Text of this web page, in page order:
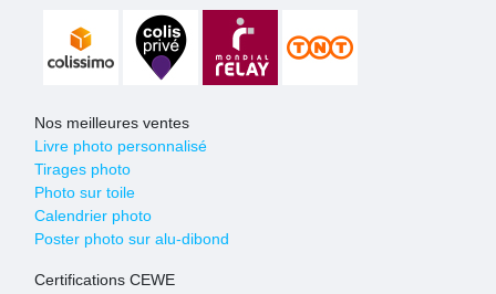
Nos meilleures ventes
Livre photo personnalisé
Tirages photo
Photo sur toile
Calendrier photo
Poster photo sur alu-dibond
Certifications CEWE